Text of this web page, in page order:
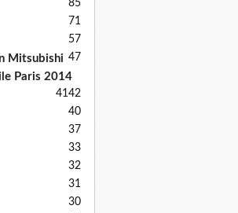
85
71
57
Mitsubishi 47
Paris 2014
42
41
40
37
33
32
31
30